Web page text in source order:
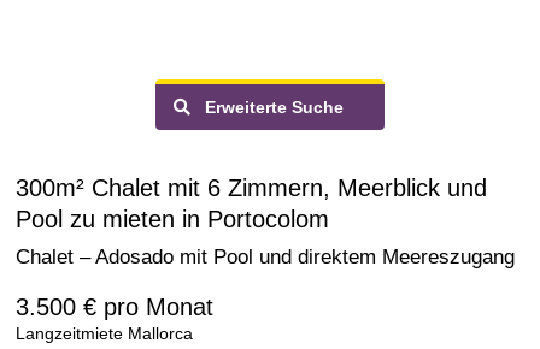
Erweiterte Suche
300m² Chalet mit 6 Zimmern, Meerblick und
Pool zu mieten in Portocolom
Chalet – Adosado mit Pool und direktem Meereszugang
3.500 € pro Monat
Langzeitmiete Mallorca